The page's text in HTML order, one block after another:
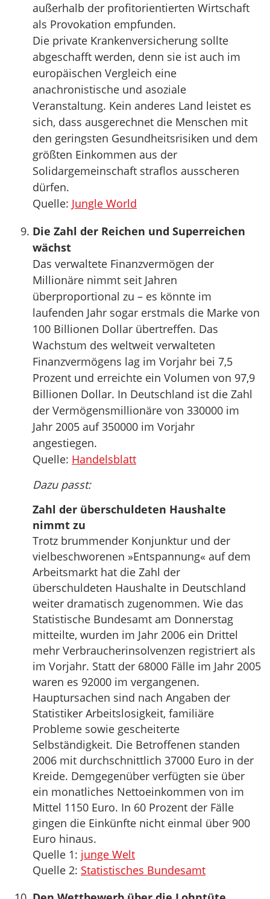
außerhalb der profitorientierten Wirtschaft
als Provokation empfunden.
Die private Krankenversicherung sollte
abgeschafft werden, denn sie ist auch im
europäischen Vergleich eine
anachronistische und asoziale
Veranstaltung. Kein anderes Land leistet es
sich, dass ausgerechnet die Menschen mit
den geringsten Gesundheitsrisiken und dem
größten Einkommen aus der
Solidargemeinschaft straflos ausscheren
dürfen.
Quelle: Jungle World
Die Zahl der Reichen und Superreichen
wächst
Das verwaltete Finanzvermögen der
Millionäre nimmt seit Jahren
überproportional zu – es könnte im
laufenden Jahr sogar erstmals die Marke von
100 Billionen Dollar übertreffen. Das
Wachstum des weltweit verwalteten
Finanzvermögens lag im Vorjahr bei 7,5
Prozent und erreichte ein Volumen von 97,9
Billionen Dollar. In Deutschland ist die Zahl
der Vermögensmillionäre von 330000 im
Jahr 2005 auf 350000 im Vorjahr
angestiegen.
Quelle: Handelsblatt
Dazu passt:
Zahl der überschuldeten Haushalte
nimmt zu
Trotz brummender Konjunktur und der
vielbeschworenen »Entspannung« auf dem
Arbeitsmarkt hat die Zahl der
überschuldeten Haushalte in Deutschland
weiter dramatisch zugenommen. Wie das
Statistische Bundesamt am Donnerstag
mitteilte, wurden im Jahr 2006 ein Drittel
mehr Verbraucherinsolvenzen registriert als
im Vorjahr. Statt der 68000 Fälle im Jahr 2005
waren es 92000 im vergangenen.
Hauptursachen sind nach Angaben der
Statistiker Arbeitslosigkeit, familiäre
Probleme sowie gescheiterte
Selbständigkeit. Die Betroffenen standen
2006 mit durchschnittlich 37000 Euro in der
Kreide. Demgegenüber verfügten sie über
ein monatliches Nettoeinkommen von im
Mittel 1150 Euro. In 60 Prozent der Fälle
gingen die Einkünfte nicht einmal über 900
Euro hinaus.
Quelle 1: junge Welt
Quelle 2: Statistisches Bundesamt